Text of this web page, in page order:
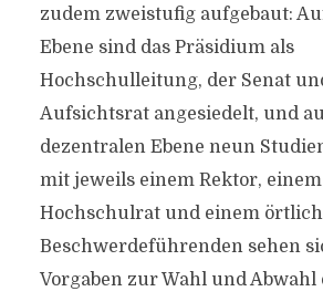
zudem zweistufig aufgebaut:
Ebene sind das Präsidium als
Hochschulleitung, der Senat
Aufsichtsrat angesiedelt, und
dezentralen Ebene neun
mit jeweils einem Rektor,
Hochschulrat und einem
Beschwerdeführenden sehen
Vorgaben zur Wahl und